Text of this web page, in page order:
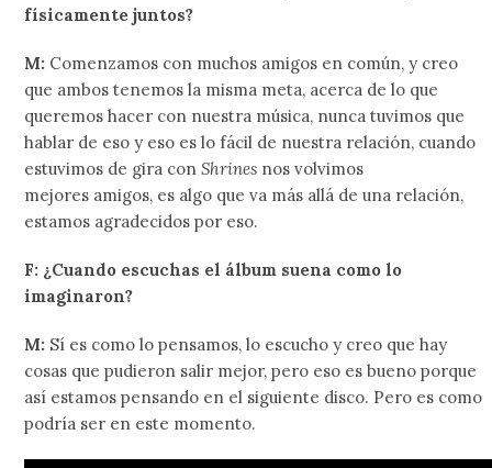
físicamente juntos?
M: Comenzamos con muchos amigos en común, y creo
que ambos tenemos la misma meta, acerca de lo que
queremos hacer con nuestra música, nunca tuvimos que
hablar de eso y eso es lo fácil de nuestra relación, cuando
estuvimos de gira conShrines nos volvimos
mejores amigos, es algo que va más allá de una relación,
estamos agradecidos por eso.
F: ¿Cuando escuchas el álbum suena como lo
imaginaron?
M: Sí es como lo pensamos, lo escucho y creo que hay
cosas que pudieron salir mejor, pero eso es bueno porque
así estamos pensando en el siguiente disco. Pero es como
podría ser en este momento.